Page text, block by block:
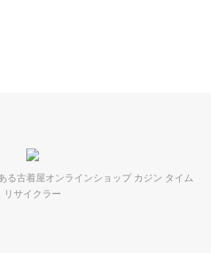
る古着屋オンラインショップ カジン タイム
リサイクラー